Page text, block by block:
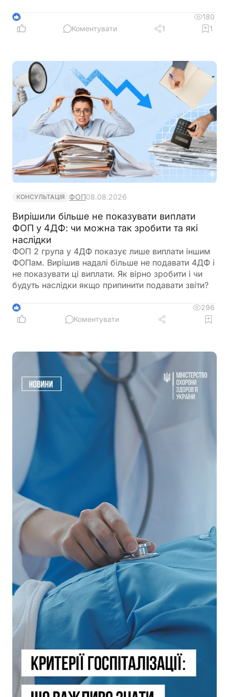
готівкових коштів (в дозволеному об’ємі
періодично знімаються з поточного рахунку).
банку?
6
180
Коментувати
1 1
КОНСУЛЬТАЦІЯ ФОП08.08.2026
Вирішили більше не показувати виплати
ФОП у 4ДФ: чи можна так зробити та які
наслідки
ФОП 2 група у 4ДФ показує лише виплати іншим
ФОПам. Вирішив надалі більше не подавати 4ДФ і
не показувати ці виплати. Як вірно зробити і чи
будуть наслідки якщо припинити подавати звіти?
5
296
Коментувати